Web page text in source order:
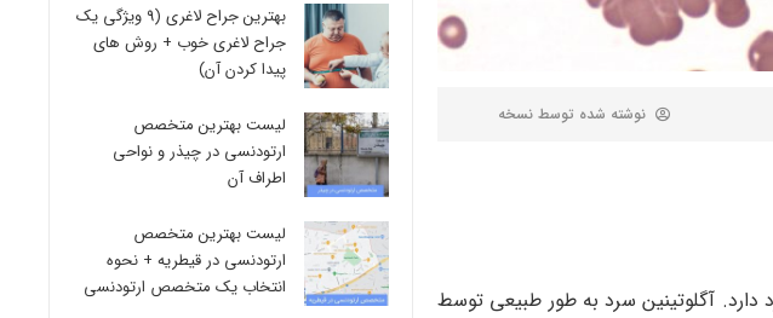
نوشته شده توسط نسخه
آگلوتینین سرد به طور طبیعی توسط
بهترین جراح لاغری (9 ویژگی یک
جراح لاغری خوب + روش های
پیدا کردن آن)
لیست بهترین متخصص
ارتودنسی در چیذر و نواحی
اطراف آن
لیست بهترین متخصص
ارتودنسی در قیطریه + نحوه
انتخاب یک متخصص ارتودنسی